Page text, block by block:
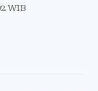
WIB